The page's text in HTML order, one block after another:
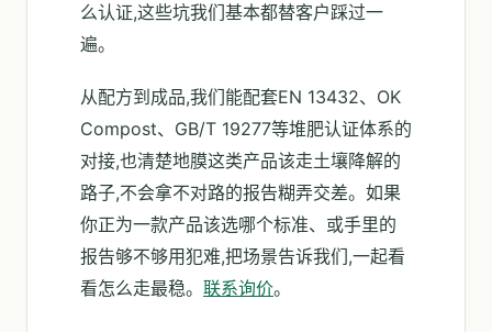
么认证,这些坑我们基本都替客户踩过一
遍。
从配方到成品,我们能配套EN 13432、OK
Compost、GB/T 19277等堆肥认证体系的
对接,也清楚地膜这类产品该走土壤降解的
路子,不会拿不对路的报告糊弄交差。如果
你正为一款产品该选哪个标准、或手里的
报告够不够用犯难,把场景告诉我们,一起看
看怎么走最稳。 联系询价。